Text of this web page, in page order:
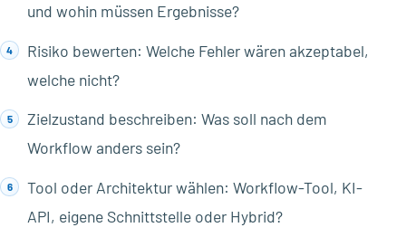
und wohin müssen Ergebnisse?
Risiko bewerten: Welche Fehler wären akzeptabel,
welche nicht?
Zielzustand beschreiben: Was soll nach dem
Workflow anders sein?
Tool oder Architektur wählen: Workflow-Tool, KI-
API, eigene Schnittstelle oder Hybrid?